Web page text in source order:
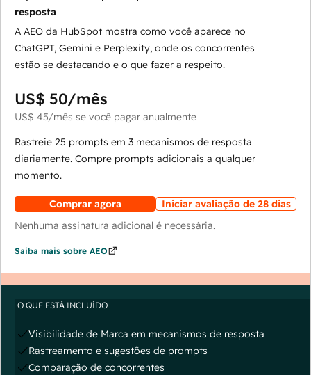
resposta
A AEO da HubSpot mostra como você aparece no
ChatGPT, Gemini e Perplexity, onde os concorrentes
estão se destacando e o que fazer a respeito.
US$ 50/mês
US$ 45/mês se você pagar anualmente
Rastreie 25 prompts em 3 mecanismos de resposta
diariamente. Compre prompts adicionais a qualquer
momento.
Comprar agora
Iniciar avaliação de 28 dias
Nenhuma assinatura adicional é necessária.
Saiba mais sobre AEO
O QUE ESTÁ INCLUÍDO
Visibilidade de Marca em mecanismos de resposta
Rastreamento e sugestões de prompts
Comparação de concorrentes